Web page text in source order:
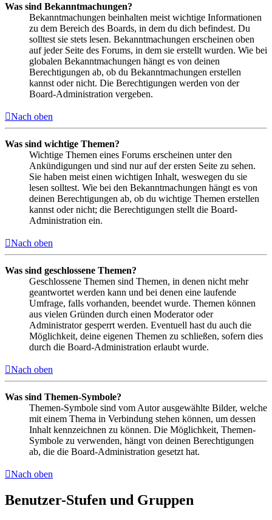
Was sind Bekanntmachungen?
Bekanntmachungen beinhalten meist wichtige Informationen
zu dem Bereich des Boards, in dem du dich befindest. Du
solltest sie stets lesen. Bekanntmachungen erscheinen oben
auf jeder Seite des Forums, in dem sie erstellt wurden. Wie bei
globalen Bekanntmachungen hängt es von deinen
Berechtigungen ab, ob du Bekanntmachungen erstellen
kannst oder nicht. Die Berechtigungen werden von der
Board-Administration vergeben.
Nach oben
Was sind wichtige Themen?
Wichtige Themen eines Forums erscheinen unter den
Ankündigungen und sind nur auf der ersten Seite zu sehen.
Sie haben meist einen wichtigen Inhalt, weswegen du sie
lesen solltest. Wie bei den Bekanntmachungen hängt es von
deinen Berechtigungen ab, ob du wichtige Themen erstellen
kannst oder nicht; die Berechtigungen stellt die Board-
Administration ein.
Nach oben
Was sind geschlossene Themen?
Geschlossene Themen sind Themen, in denen nicht mehr
geantwortet werden kann und bei denen eine laufende
Umfrage, falls vorhanden, beendet wurde. Themen können
aus vielen Gründen durch einen Moderator oder
Administrator gesperrt werden. Eventuell hast du auch die
Möglichkeit, deine eigenen Themen zu schließen, sofern dies
durch die Board-Administration erlaubt wurde.
Nach oben
Was sind Themen-Symbole?
Themen-Symbole sind vom Autor ausgewählte Bilder, welche
mit einem Thema in Verbindung stehen können, um dessen
Inhalt kennzeichnen zu können. Die Möglichkeit, Themen-
Symbole zu verwenden, hängt von deinen Berechtigungen
ab, die die Board-Administration gesetzt hat.
Nach oben
Benutzer-Stufen und Gruppen